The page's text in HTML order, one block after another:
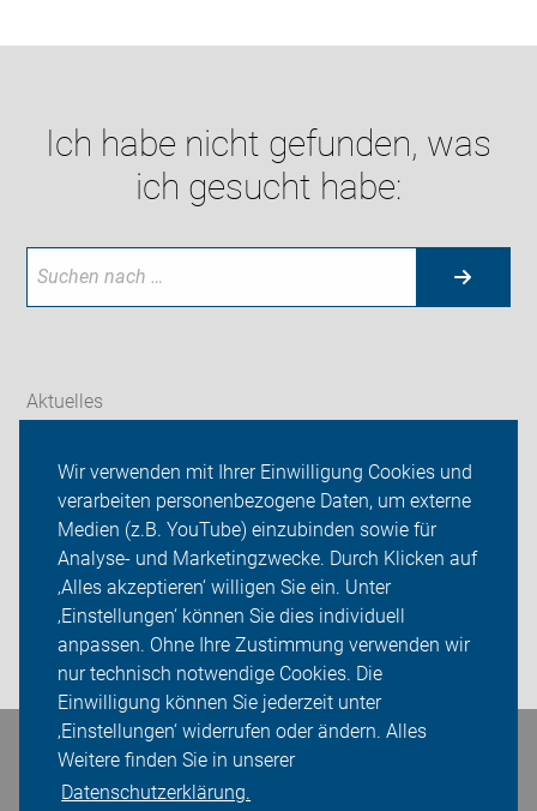
Wir verwenden mit Ihrer Einwilligung Cookies und
verarbeiten personenbezogene Daten, um externe
Medien (z.B. YouTube) einzubinden sowie für
Analyse- und Marketingzwecke. Durch Klicken auf
‚Alles akzeptieren‘ willigen Sie ein. Unter
‚Einstellungen‘ können Sie dies individuell
anpassen. Ohne Ihre Zustimmung verwenden wir
nur technisch notwendige Cookies. Die
Einwilligung können Sie jederzeit unter
‚Einstellungen‘ widerrufen oder ändern. Alles
Weitere finden Sie in unserer
Datenschutzerklärung.
Ich habe nicht gefunden, was
ich gesucht habe:
Aktuelles
ADFC Lohmar
Sei dabei
Presse
Login
Bleiben Sie in Kontakt